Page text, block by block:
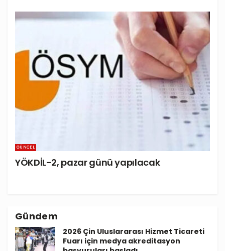
GÜNCEL
YÖKDİL-2, pazar günü yapılacak
Gündem
2026 Çin Uluslararası Hizmet Ticareti
Fuarı için medya akreditasyon